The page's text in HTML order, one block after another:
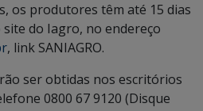
os produtores têm até 15 dias
do Iagro, no endereço
, link SANIAGRO.
ser obtidas nos escritórios
0800 67 9120 (Disque